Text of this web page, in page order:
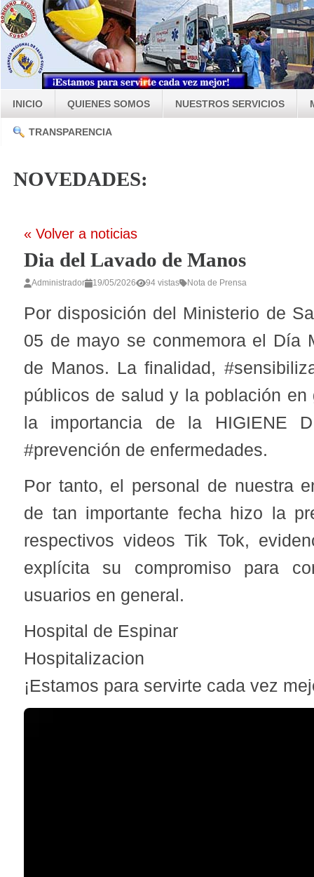
INICIO QUIENES SOMOS NUESTROS SERVICIOS
TRANSPARENCIA
NOVEDADES:
« Volver a noticias
Dia del Lavado de Manos
Administrador 19/05/2026 94 vistas Nota de Prensa
Por disposición del Ministerio de
05 de mayo se conmemora el Día
de Manos. La finalidad,
públicos de salud y la población en
la importancia de la HIGIENE
#prevención de enfermedades.
Por tanto, el personal de nuestra
de tan importante fecha hizo la
respectivos videos Tik Tok,
explícita su compromiso para
usuarios en general.
Hospital de Espinar
Hospitalizacion
¡Estamos para servirte cada vez